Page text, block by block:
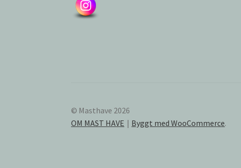
© Masthave 2026
OM MAST HAVE
Byggt med WooCommerce.